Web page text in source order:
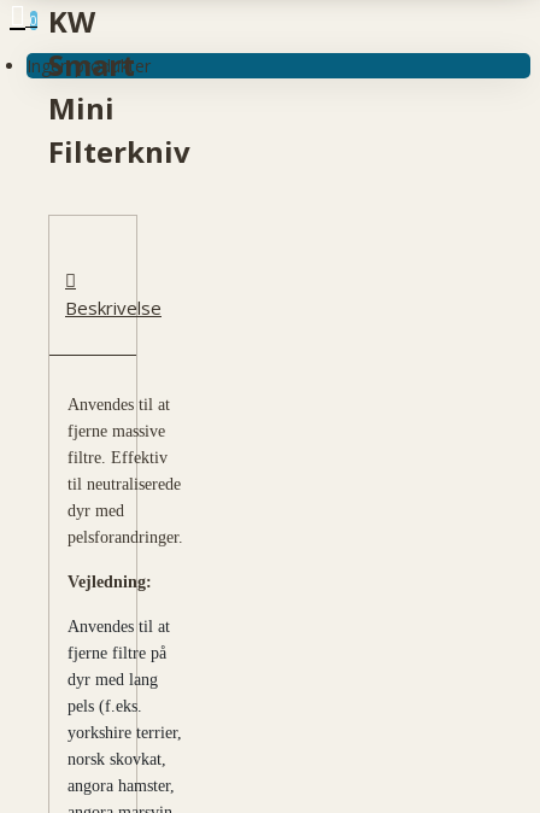
0
Ingen produkter
KW
Smart
Mini
Filterkniv
Beskrivelse
Anvendes til at
fjerne massive
filtre. Effektiv
til neutraliserede
dyr med
pelsforandringer.
Vejledning:
Anvendes til at
fjerne filtre på
dyr med lang
pels (f.eks.
yorkshire terrier,
norsk skovkat,
angora hamster,